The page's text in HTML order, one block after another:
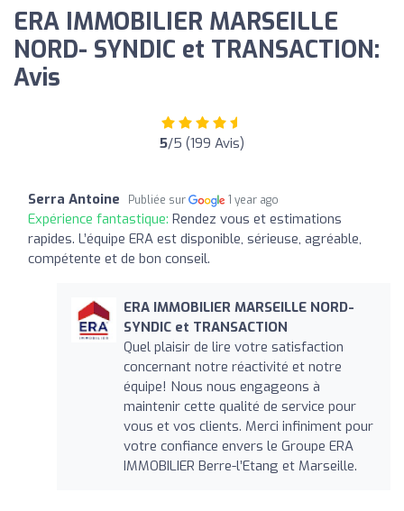
ERA IMMOBILIER MARSEILLE
NORD- SYNDIC et TRANSACTION:
Avis
5/5 (199 Avis)
Serra Antoine Publiée sur 1 year ago
Expérience fantastique: Rendez vous et estimations
rapides. L’équipe ERA est disponible, sérieuse, agréable,
compétente et de bon conseil.
ERA IMMOBILIER MARSEILLE NORD-
SYNDIC et TRANSACTION
Quel plaisir de lire votre satisfaction
concernant notre réactivité et notre
équipe! Nous nous engageons à
maintenir cette qualité de service pour
vous et vos clients. Merci infiniment pour
votre confiance envers le Groupe ERA
IMMOBILIER Berre-l’Etang et Marseille.